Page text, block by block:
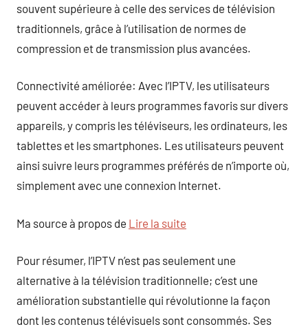
souvent supérieure à celle des services de télévision
traditionnels, grâce à l’utilisation de normes de
compression et de transmission plus avancées.
Connectivité améliorée: Avec l’IPTV, les utilisateurs
peuvent accéder à leurs programmes favoris sur divers
appareils, y compris les téléviseurs, les ordinateurs, les
tablettes et les smartphones. Les utilisateurs peuvent
ainsi suivre leurs programmes préférés de n’importe où,
simplement avec une connexion Internet.
Ma source à propos de Lire la suite
Pour résumer, l’IPTV n’est pas seulement une
alternative à la télévision traditionnelle; c’est une
amélioration substantielle qui révolutionne la façon
dont les contenus télévisuels sont consommés. Ses